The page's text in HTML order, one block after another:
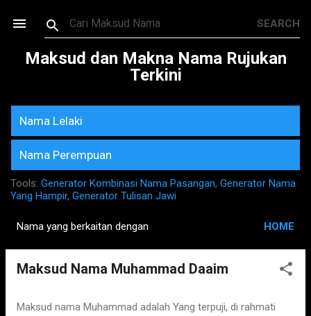
Skip to main content
Maksud dan Makna Nama Rujukan
Terkini
Nama Lelaki
Nama Perempuan
Tools: Generator Kombinasi Nama Pasangan, Generator Nama
Yang Hampir, Generator Tulisan Jawi
o
Nama yang berkaitan dengan HOME
Maksud Nama Muhammad Daaim
Maksud nama Muhammad adalah Yang terpuji, di rahmati